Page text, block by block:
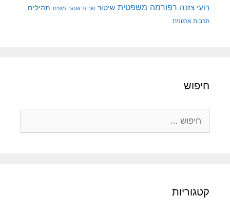
רועי צזנה רפורמה משפטית שיטור שרית אונגר משיח תהילים
תרבות ארגונית
חיפוש
קטגוריות